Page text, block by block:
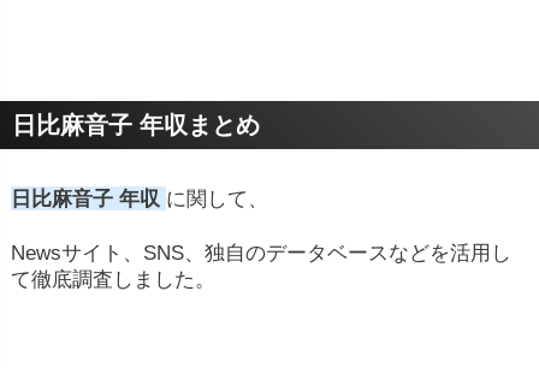
日比麻音子 年収まとめ
日比麻音子 年収 に関して、
Newsサイト、SNS、独自のデータベースなどを活用し
て徹底調査しました。